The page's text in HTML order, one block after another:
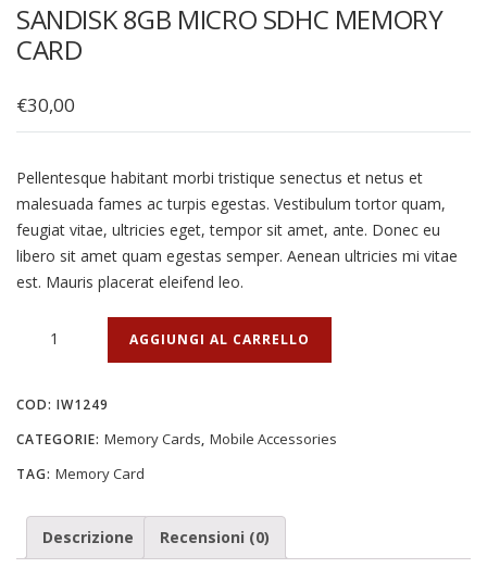
SANDISK 8GB MICRO SDHC MEMORY
CARD
€30,00
Pellentesque habitant morbi tristique senectus et netus et
malesuada fames ac turpis egestas. Vestibulum tortor quam,
feugiat vitae, ultricies eget, tempor sit amet, ante. Donec eu
libero sit amet quam egestas semper. Aenean ultricies mi vitae
est. Mauris placerat eleifend leo.
SanDisk
SDHC
Memory
quantità
AGGIUNGI AL CARRELLO
COD: IW1249
CATEGORIE: Memory Cards, Mobile Accessories
TAG: Memory Card
Descrizione Recensioni (0)